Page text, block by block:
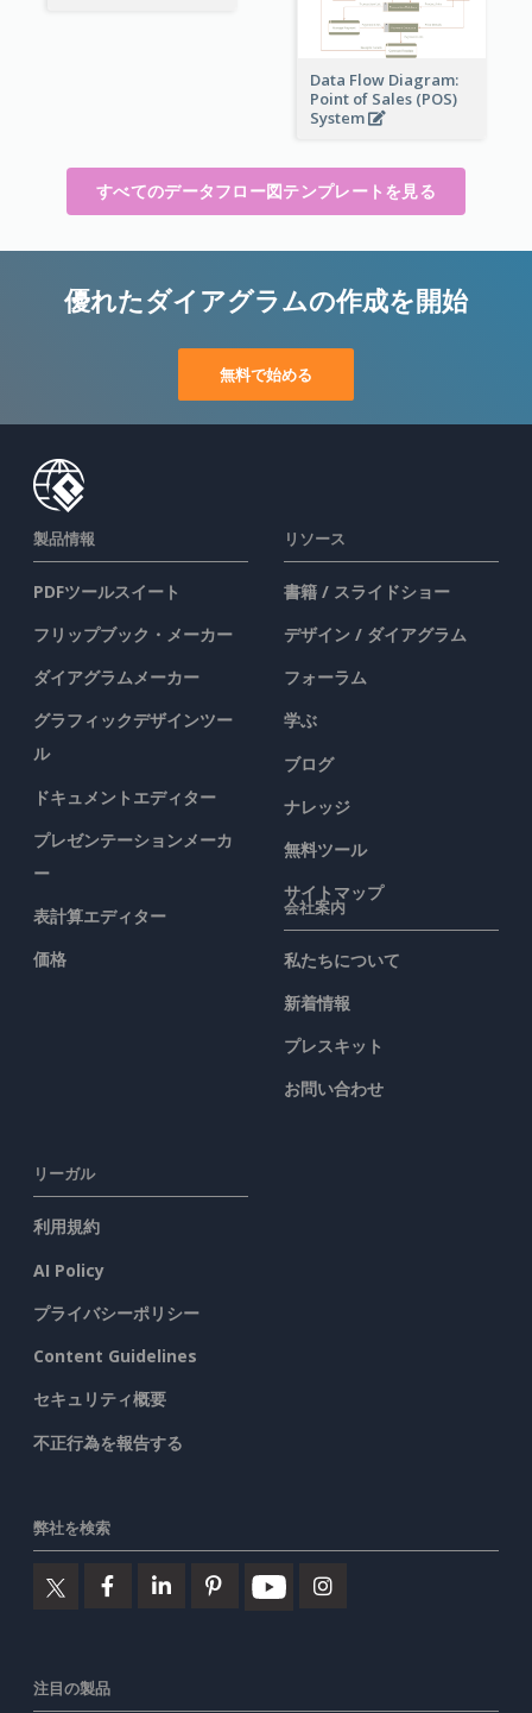
Data Flow Diagram:
Point of Sales (POS)
System
すべてのデータフロー図テンプレートを見る
優れたダイアグラムの作成を開始
無料で始める
製品情報
PDFツールスイート
フリップブック・メーカー
ダイアグラムメーカー
グラフィックデザインツー
ル
ドキュメントエディター
プレゼンテーションメーカ
ー
表計算エディター
価格
リソース
書籍 / スライドショー
デザイン / ダイアグラム
フォーラム
学ぶ
ブログ
ナレッジ
無料ツール
サイトマップ
会社案内
私たちについて
新着情報
プレスキット
お問い合わせ
リーガル
利用規約
AI Policy
プライバシーポリシー
Content Guidelines
セキュリティ概要
不正行為を報告する
弊社を検索
注目の製品